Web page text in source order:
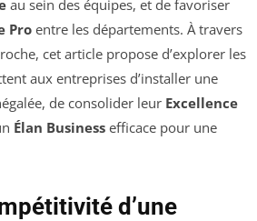
au sein des équipes, et de favoriser
Pro entre les départements. À travers
cet article propose d’explorer les
aux entreprises d’installer une
de consolider leur Excellence
Élan Business efficace pour une
d’une